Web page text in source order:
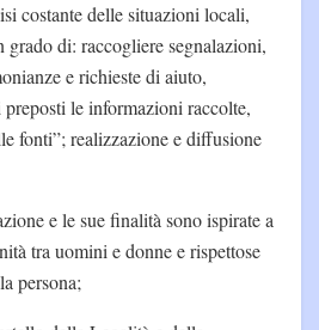
costante delle situazioni locali,
di: raccogliere segnalazioni,
e richieste di aiuto,
le informazioni raccolte,
fonti”; realizzazione e diffusione
e le sue finalità sono ispirate a
tra uomini e donne e rispettose
persona;